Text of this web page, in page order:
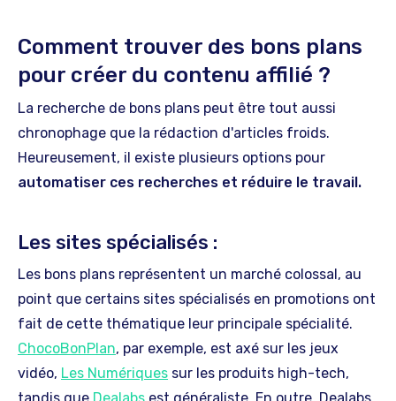
Comment trouver des bons plans
pour créer du contenu affilié ?
La recherche de bons plans peut être tout aussi
chronophage que la rédaction d'articles froids.
Heureusement, il existe plusieurs options pour
automatiser ces recherches et réduire le travail.
Les sites spécialisés :
Les bons plans représentent un marché colossal, au
point que certains sites spécialisés en promotions ont
fait de cette thématique leur principale spécialité.
ChocoBonPlan, par exemple, est axé sur les jeux
vidéo, Les Numériques sur les produits high-tech,